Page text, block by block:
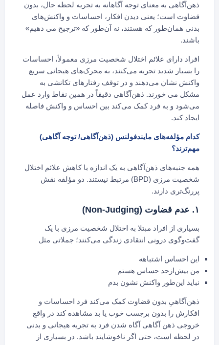
ذهن‌آگاهی به معنای توجه آگاهانه به تجربه لحظه حال، بدون
قضاوت است؛ یعنی دیدن افکار، احساسات و واکنش‌های
بدنی همان‌طور که هستند، نه آن‌طور که «ترجیح می دهیم»
باشند.
افراد دارای علائم اختلال شخصیت مرزی معمولاً، احساسات
را بسیار شدید تجربه می‌کنند، به محرک‌های هیجانی سریع
واکنش نشان می‌دهند و در توقف رفتارهای تکانشی به
مشکل می خورند. ذهن‌آگاهی دقیقاً در همین نقاط وارد عمل
می‌شود و به فرد کمک می‌کند بین احساس و واکنش فاصله
ایجاد کند.
کدام مؤلفه‌های مایندفولنس (ذهن‌آگاهی/ توجه آگاهی)
مهم‌ترند؟
همه جنبه‌های ذهن‌آگاهی به یک اندازه با کاهش علائم اختلال
شخصیت مرزی (BPD) مرتبط نیستند. دو مؤلفه نقش
پررنگ‌تری دارند.
۱. عدم قضاوت (Non-Judging)
بسیاری از افراد مبتلا به اختلال شخصیت مرزی با یک
گفت‌وگوی درونی انتقادی زندگی می‌کنند؛ جملاتی مثل
این احساس اشتباهه
من بیش‌ازحد حساس هستم
نباید این‌طور واکنش نشون بدم
ذهن‌آگاهیِ بدون قضاوت کمک می‌کند فرد احساسات و
افکارش را بدون برچسب خوب یا بد مشاهده کند در واقع
خروجی ذهن آگاهی آگاه شدن فرد به تجربه هیجانی و بدنی
در لحظه است، حتی اگر ناخوشایند باشد. در بسیاری از